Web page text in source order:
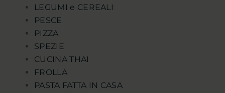
LEGUMI e CEREALI
PESCE
PIZZA
SPEZIE
CUCINA THAI
FROLLA
PASTA FATTA IN CASA